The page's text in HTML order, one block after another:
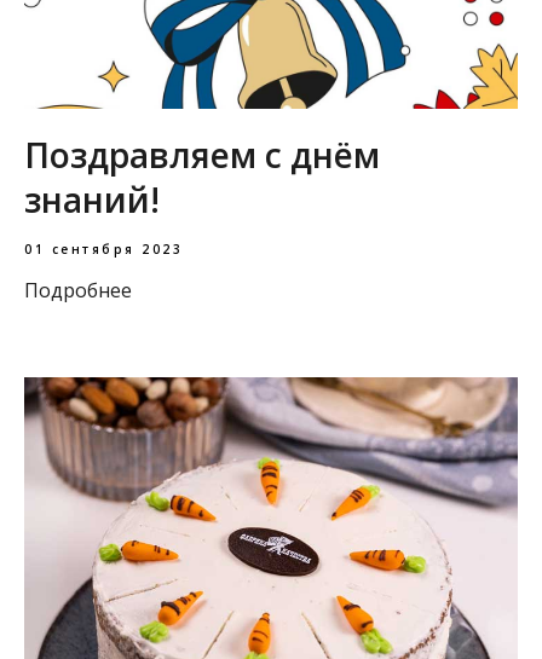
Поздравляем с днём
знаний!
01 сентября 2023
Подробнее